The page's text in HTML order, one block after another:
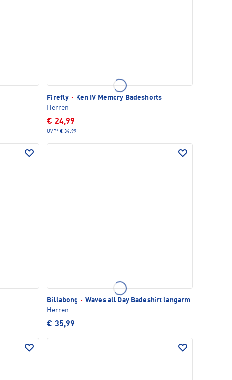
Firefly ·
Ken IV Memory Badeshorts
Herren
€ 24,99
UVP* € 34,99
Billabong · Waves all Day Badeshirt langarm
Herren
€ 35,99